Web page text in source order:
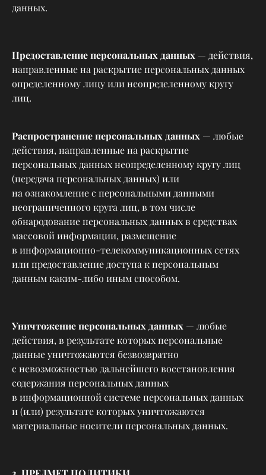
данных.
Предоставление персональных данных — действия,
направленные на раскрытие персональных данных
определенному лицу или неопределенному кругу
лиц.
Распространение персональных данных — любые
действия, направленные на раскрытие
персональных данных неопределенному кругу лиц
(передача персональных данных) или
на ознакомление с персональными данными
неограниченного круга лиц, в том числе
обнародование персональных данных в средствах
массовой информации, размещение
в информационно-телекоммуникационных сетях
или предоставление доступа к персональным
данным каким-либо иным способом.
Уничтожение персональных данных — любые
действия, в результате которых персональные
данные уничтожаются безвозвратно
с невозможностью дальнейшего восстановления
содержания персональных данных
в информационной системе персональных данных
и (или) результате которых уничтожаются
материальные носители персональных данных.